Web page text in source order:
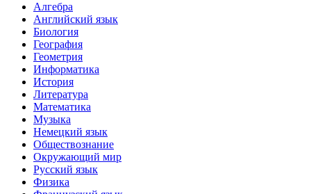
Алгебра
Английский язык
Биология
География
Геометрия
Информатика
История
Литература
Математика
Музыка
Немецкий язык
Обществознание
Окружающий мир
Русский язык
Физика